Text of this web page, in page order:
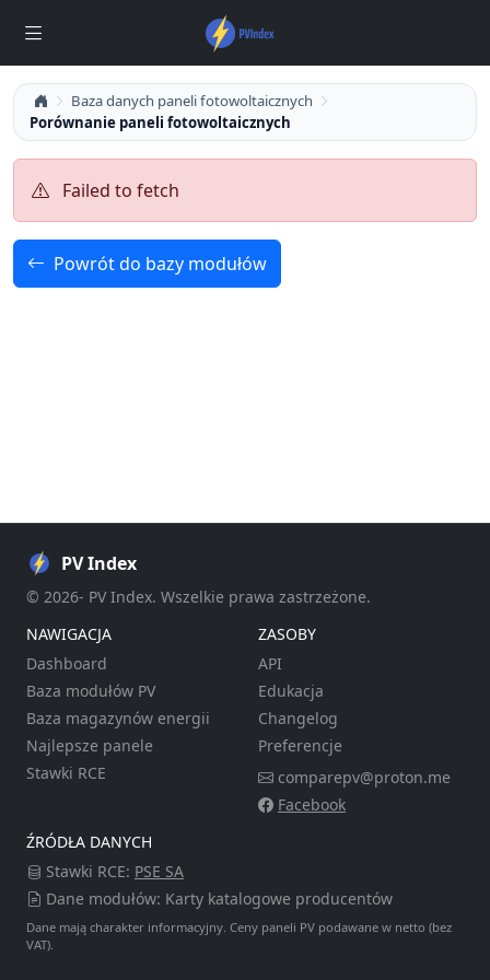
Baza danych paneli fotowoltaicznych
Porównanie paneli fotowoltaicznych
Failed to fetch
Powrót do bazy modułów
PV Index
© 2026- PV Index. Wszelkie prawa zastrzeżone.
NAWIGACJA
Dashboard
Baza modułów PV
Baza magazynów energii
Najlepsze panele
Stawki RCE
ZASOBY
API
Edukacja
Changelog
Preferencje
comparepv@proton.me
Facebook
ŹRÓDŁA DANYCH
Stawki RCE: PSE SA
Dane modułów: Karty katalogowe producentów
Dane mają charakter informacyjny. Ceny paneli PV podawane w netto (bez
VAT).